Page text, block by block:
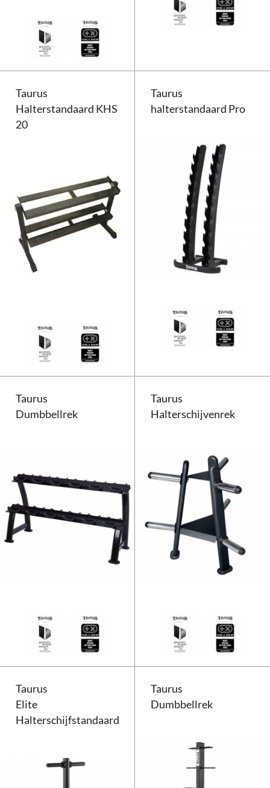
Taurus Profierek voor
Taurus
Halterstandaard KHS
20
Taurus Halterstandaard KHS 20
Taurus
halterstandaard Pro
Taurus
Dumbbellrek
Taurus
Halterschijvenrek
Taurus
Elite
Halterschijfstandaard
Taurus
Dumbbellrek